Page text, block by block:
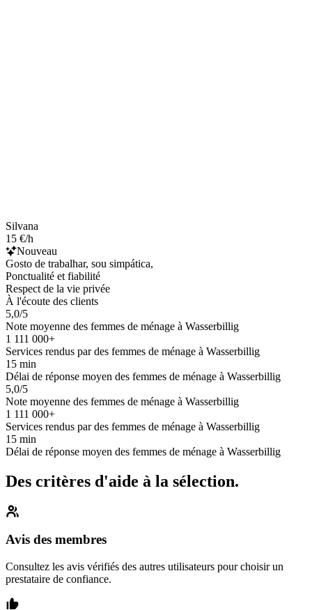
Silvana
15 €/h
Nouveau
Gosto de trabalhar, sou simpática,
Ponctualité et fiabilité
Respect de la vie privée
À l'écoute des clients
5,0/5
Note moyenne des femmes de ménage à Wasserbillig
1 111 000+
Services rendus par des femmes de ménage à Wasserbillig
15 min
Délai de réponse moyen des femmes de ménage à Wasserbillig
5,0/5
Note moyenne des femmes de ménage à Wasserbillig
1 111 000+
Services rendus par des femmes de ménage à Wasserbillig
15 min
Délai de réponse moyen des femmes de ménage à Wasserbillig
Des critères d'aide à la sélection.
Avis des membres
Consultez les avis vérifiés des autres utilisateurs pour choisir un
prestataire de confiance.